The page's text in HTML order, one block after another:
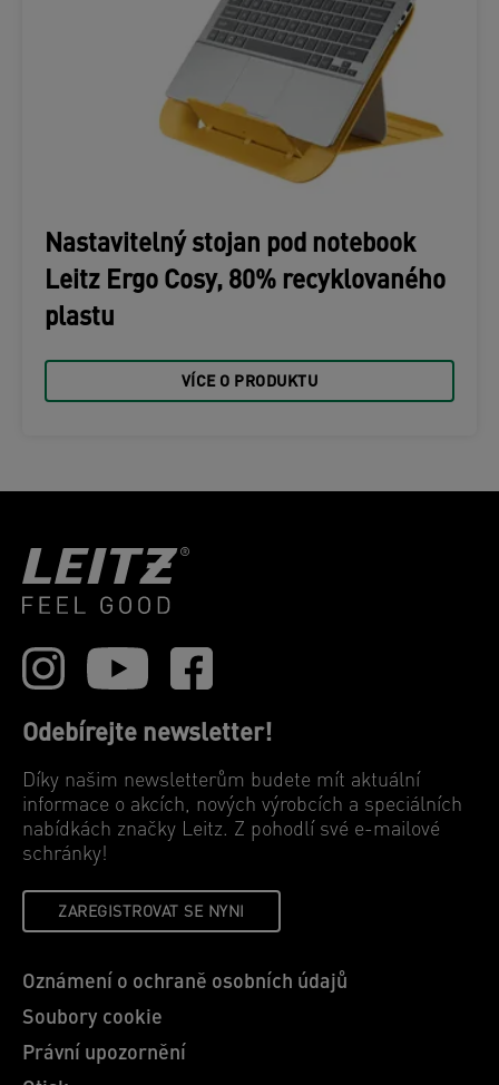
Nastavitelný stojan pod notebook
Leitz Ergo Cosy, 80% recyklovaného
plastu
VÍCE O PRODUKTU
Odebírejte newsletter!
Díky našim newsletterům budete mít aktuální
informace o akcích, nových výrobcích a speciálních
nabídkách značky Leitz. Z pohodlí své e-mailové
schránky!
ZAREGISTROVAT SE NYNI
Oznámení o ochraně osobních údajů
Soubory cookie
Právní upozornění